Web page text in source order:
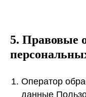
5. Правовые
Оператор
данные